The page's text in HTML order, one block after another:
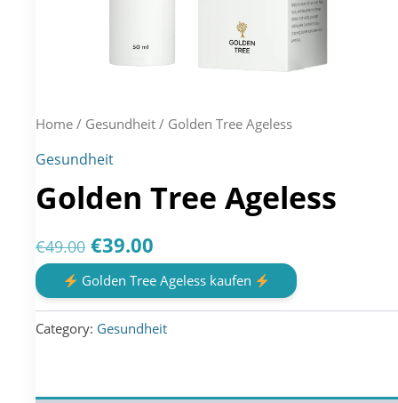
Home / Gesundheit / Golden Tree Ageless
Gesundheit
Golden Tree Ageless
€49.00 Original
price
was:
€49.00.
€39.00
price
is:
€39.00.
Golden Tree Ageless kaufen
Category: Gesundheit